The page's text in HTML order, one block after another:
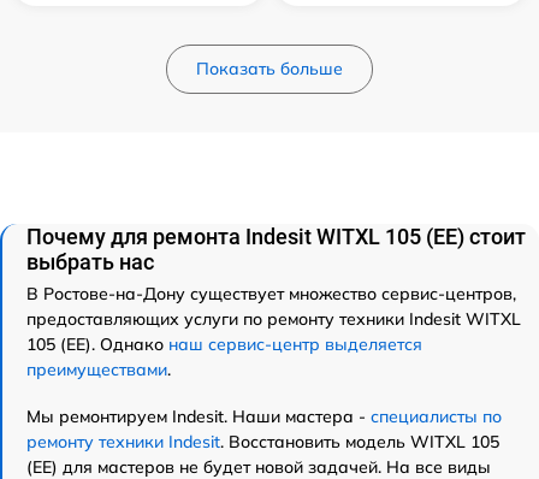
Показать больше
Почему для ремонта Indesit WITXL 105 (EE) стоит
выбрать нас
В Ростове-на-Дону существует множество сервис-центров,
предоставляющих услуги по ремонту техники Indesit WITXL
105 (EE). Однако наш сервис-центр выделяется
преимуществами.
Мы ремонтируем Indesit. Наши мастера - специалисты по
ремонту техники Indesit. Восстановить модель WITXL 105
(EE) для мастеров не будет новой задачей. На все виды